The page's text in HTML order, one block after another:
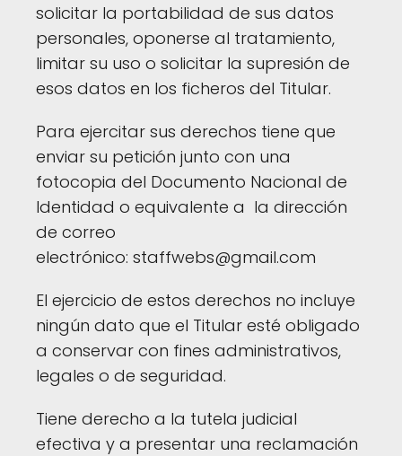
solicitar la portabilidad de sus datos
personales, oponerse al tratamiento,
limitar su uso o solicitar la supresión de
esos datos en los ficheros del Titular.
Para ejercitar sus derechos tiene que
enviar su petición junto con una
fotocopia del Documento Nacional de
Identidad o equivalente a la dirección
de correo
electrónico: staffwebs@gmail.com
El ejercicio de estos derechos no incluye
ningún dato que el Titular esté obligado
a conservar con fines administrativos,
legales o de seguridad.
Tiene derecho a la tutela judicial
efectiva y a presentar una reclamación